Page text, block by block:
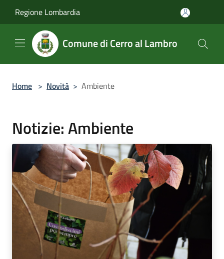
Regione Lombardia
Comune di Cerro al Lambro
Home > Novità > Ambiente
Notizie: Ambiente